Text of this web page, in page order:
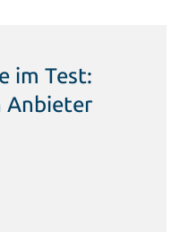
im Test:
Anbieter